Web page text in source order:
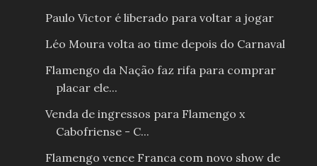
Paulo Victor é liberado para voltar a jogar
Léo Moura volta ao time depois do Carnaval
Flamengo da Nação faz rifa para comprar
placar ele...
Venda de ingressos para Flamengo x
Cabofriense - C...
Flamengo vence Franca com novo show de